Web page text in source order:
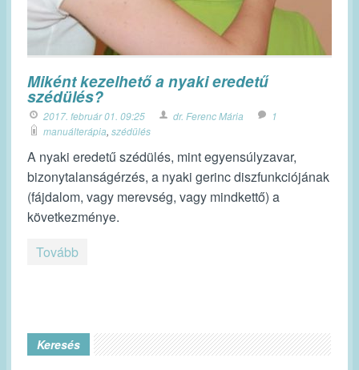
Miként kezelhető a nyaki eredetű
szédülés?
2017. február 01. 09:25 dr. Ferenc Mária
1
manuálterápia, szédülés
A nyaki eredetű szédülés, mint egyensúlyzavar,
bizonytalanságérzés, a nyaki gerinc diszfunkciójának
(fájdalom, vagy merevség, vagy mindkettő) a
következménye.
Tovább
Keresés